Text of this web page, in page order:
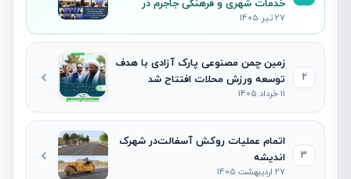
خدمات شهری و فرهنگی جاجرم در
نشست خبری شهردار
27 تیر 1405
2
زمین چمن مصنوعی پارک آزادی با هدف
توسعه ورزش محلات افتتاح شد
11 خرداد 1405
3
اتمام عملیات روکش آسفالت‌در شهرک
اندیشه
27 اردیبهشت 1405